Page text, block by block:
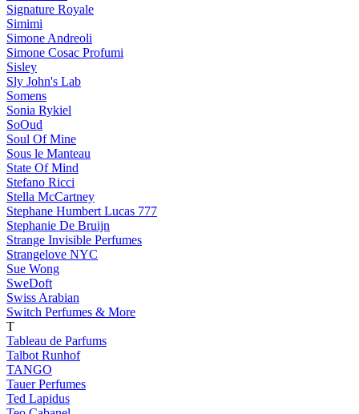
Signature Royale
Simimi
Simone Andreoli
Simone Cosac Profumi
Sisley
Sly John's Lab
Somens
Sonia Rykiel
SoOud
Soul Of Mine
Sous le Manteau
State Of Mind
Stefano Ricci
Stella McCartney
Stephane Humbert Lucas 777
Stephanie De Bruijn
Strange Invisible Perfumes
Strangelove NYC
Sue Wong
SweDoft
Swiss Arabian
Switch Perfumes & More
T
Tableau de Parfums
Talbot Runhof
TANGO
Tauer Perfumes
Ted Lapidus